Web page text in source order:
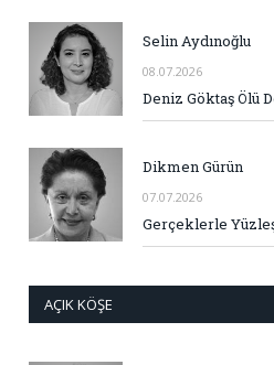
Selin Aydınoğlu
08.07.2026
Deniz Göktaş Ölü
Dikmen Gürün
07.07.2026
Gerçeklerle
AÇIK KÖŞE